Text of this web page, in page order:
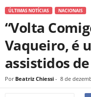
ÚLTIMAS NOTÍCIAS NACIONAIS
“Volta
Vaqueiro, é
assistidos
Por Beatriz Chiessi - 8 de